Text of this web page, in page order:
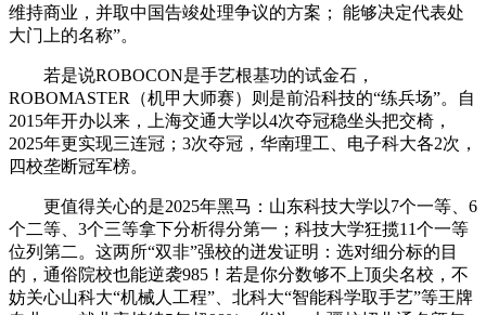
维持商业，并取中国告竣处理争议的方案； 能够决定代表处
大门上的名称”。
若是说ROBOCON是手艺根基功的试金石，
ROBOMASTER（机甲大师赛）则是前沿科技的“练兵场”。自
2015年开办以来，上海交通大学以4次夺冠稳坐头把交椅，
2025年更实现三连冠；3次夺冠，华南理工、电子科大各2次，
四校垄断冠军榜。
更值得关心的是2025年黑马：山东科技大学以7个一等、6
个二等、3个三等拿下分析得分第一；科技大学狂揽11个一等
位列第二。这两所“双非”强校的迸发证明：选对细分标的目
的，通俗院校也能逆袭985！若是你分数够不上顶尖名校，不
妨关心山科大“机械人工程”、北科大“智能科学取手艺”等王牌